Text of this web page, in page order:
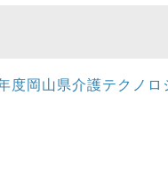
度岡山県介護テクノ